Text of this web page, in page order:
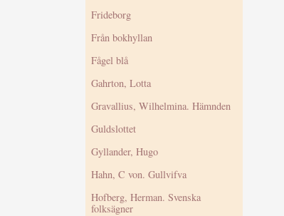
Frideborg
Från bokhyllan
Fågel blå
Gahrton, Lotta
Gravallius, Wilhelmina. Hämnden
Guldslottet
Gyllander, Hugo
Hahn, C von. Gullvifva
Hofberg, Herman. Svenska
folksägner